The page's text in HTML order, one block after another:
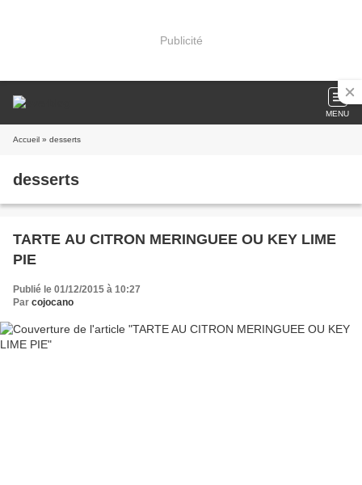
Publicité
MENU
Accueil » desserts
desserts
TARTE AU CITRON MERINGUEE OU KEY LIME
PIE
Publié le 01/12/2015 à 10:27
Par cojocano